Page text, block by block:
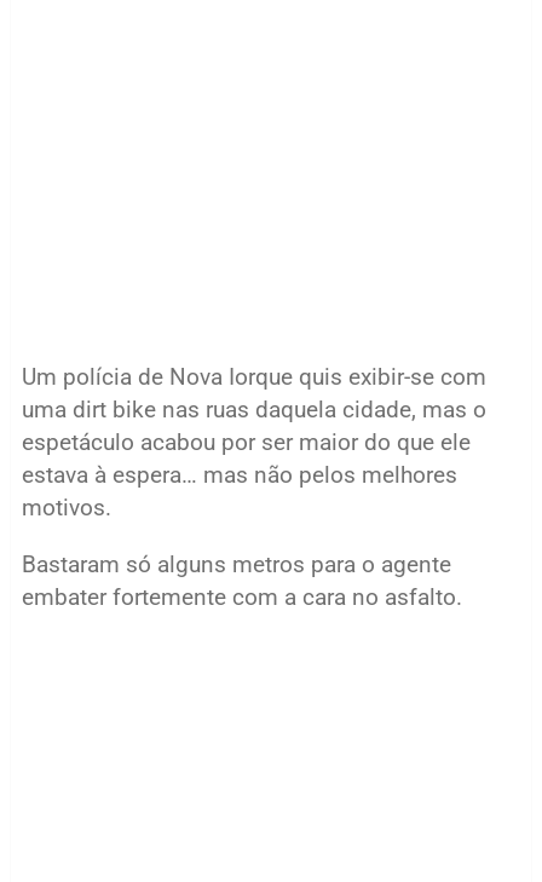
Um polícia de Nova Iorque quis exibir-se com
uma dirt bike nas ruas daquela cidade, mas o
espetáculo acabou por ser maior do que ele
estava à espera… mas não pelos melhores
motivos.
Bastaram só alguns metros para o agente
embater fortemente com a cara no asfalto.